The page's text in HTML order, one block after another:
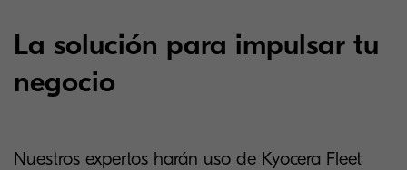
La solución para impulsar tu
negocio
Nuestros expertos harán uso de Kyocera Fleet